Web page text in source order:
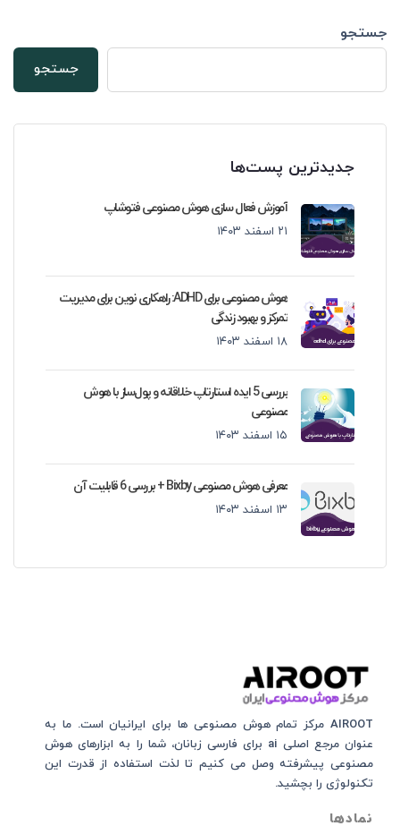
جستجو
جستجو
جدیدترین پست‌ها
آموزش فعال سازی هوش مصنوعی فتوشاپ
۲۱ اسفند ۱۴۰۳
هوش مصنوعی برای ADHD: راهکاری نوین برای مدیریت
تمرکز و بهبود زندگی
۱۸ اسفند ۱۴۰۳
بررسی 5 ایده استارتاپ خلاقانه و پول‌ساز با هوش
مصنوعی
۱۵ اسفند ۱۴۰۳
معرفی هوش مصنوعی Bixby + بررسی 6 قابلیت آن
۱۳ اسفند ۱۴۰۳
AIROOT مرکز تمام هوش مصنوعی‌‌‌ ها برای ایرانیان است. ما به
عنوان مرجع اصلی ai برای فارسی زبانان، شما را به ابزارهای هوش
مصنوعی پیشرفته وصل می کنیم تا لذت استفاده از قدرت این
تکنولوژی را بچشید.
نمادها